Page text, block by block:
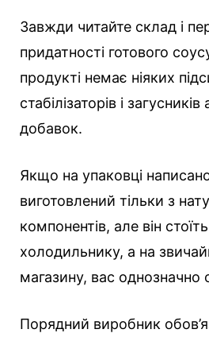
Завжди читайте склад і
придатності готового
продукті немає ніяких
стабілізаторів і
добавок.
Якщо на упаковці
виготовлений тільки з
компонентів, але він
холодильнику, а на
магазину, вас
Порядний виробник